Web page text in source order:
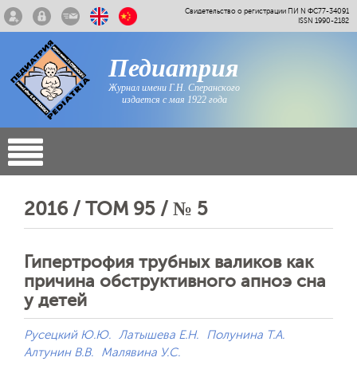
Свидетельство о регистрации ПИ N ФС77-34091
ISSN 1990-2182
Педиатрия
Журнал имени Г.Н. Сперанского
издается с мая 1922 года
2016 / ТОМ 95 / № 5
Гипертрофия трубных валиков как
причина обструктивного апноэ сна
у детей
Русецкий Ю.Ю. Латышева Е.Н.
Полунина Т.А.
Алтунин В.В.
Малявина У.С.